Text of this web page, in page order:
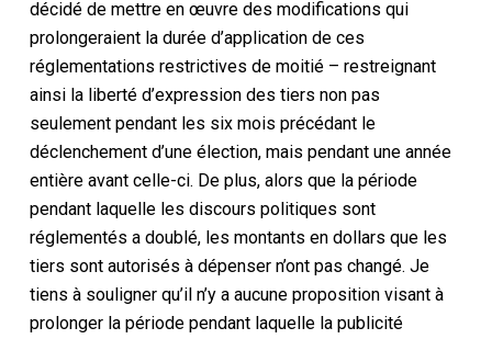
décidé de mettre en œuvre des modifications qui
prolongeraient la durée d’application de ces
réglementations restrictives de moitié – restreignant
ainsi la liberté d’expression des tiers non pas
seulement pendant les six mois précédant le
déclenchement d’une élection, mais pendant une année
entière avant celle-ci. De plus, alors que la période
pendant laquelle les discours politiques sont
réglementés a doublé, les montants en dollars que les
tiers sont autorisés à dépenser n’ont pas changé. Je
tiens à souligner qu’il n’y a aucune proposition visant à
prolonger la période pendant laquelle la publicité